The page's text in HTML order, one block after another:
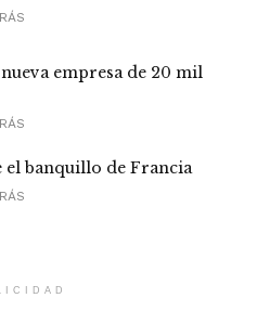
empresa de 20 mil
el banquillo de Francia